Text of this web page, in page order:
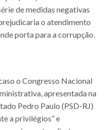
de medidas negativas
o atendimento
porta para a corrupção.
o Congresso Nacional
apresentada na
Pedro Paulo (PSD-RJ)
a privilégios” e